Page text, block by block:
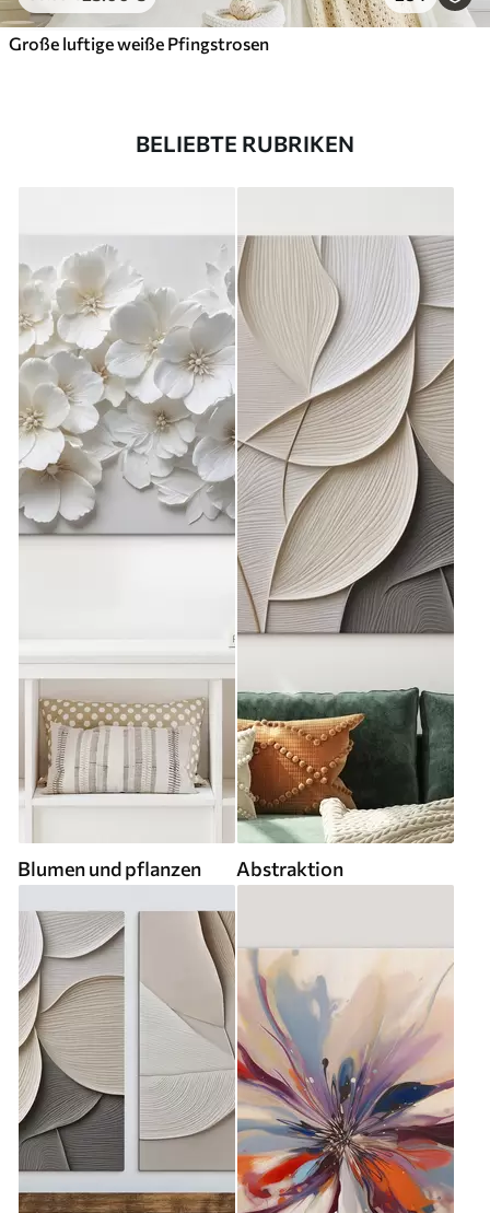
Große luftige weiße Pfingstrosen
BELIEBTE RUBRIKEN
Blumen und pflanzen Abstraktion